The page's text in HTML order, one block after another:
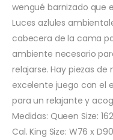
wengué barnizado que
Luces azlules
cabecera de la cama
ambiente necesario
relajarse. Hay piezas
excelente juego con el
para un relajante y
Medidas: Queen Size:
Cal. King Size: W76 x